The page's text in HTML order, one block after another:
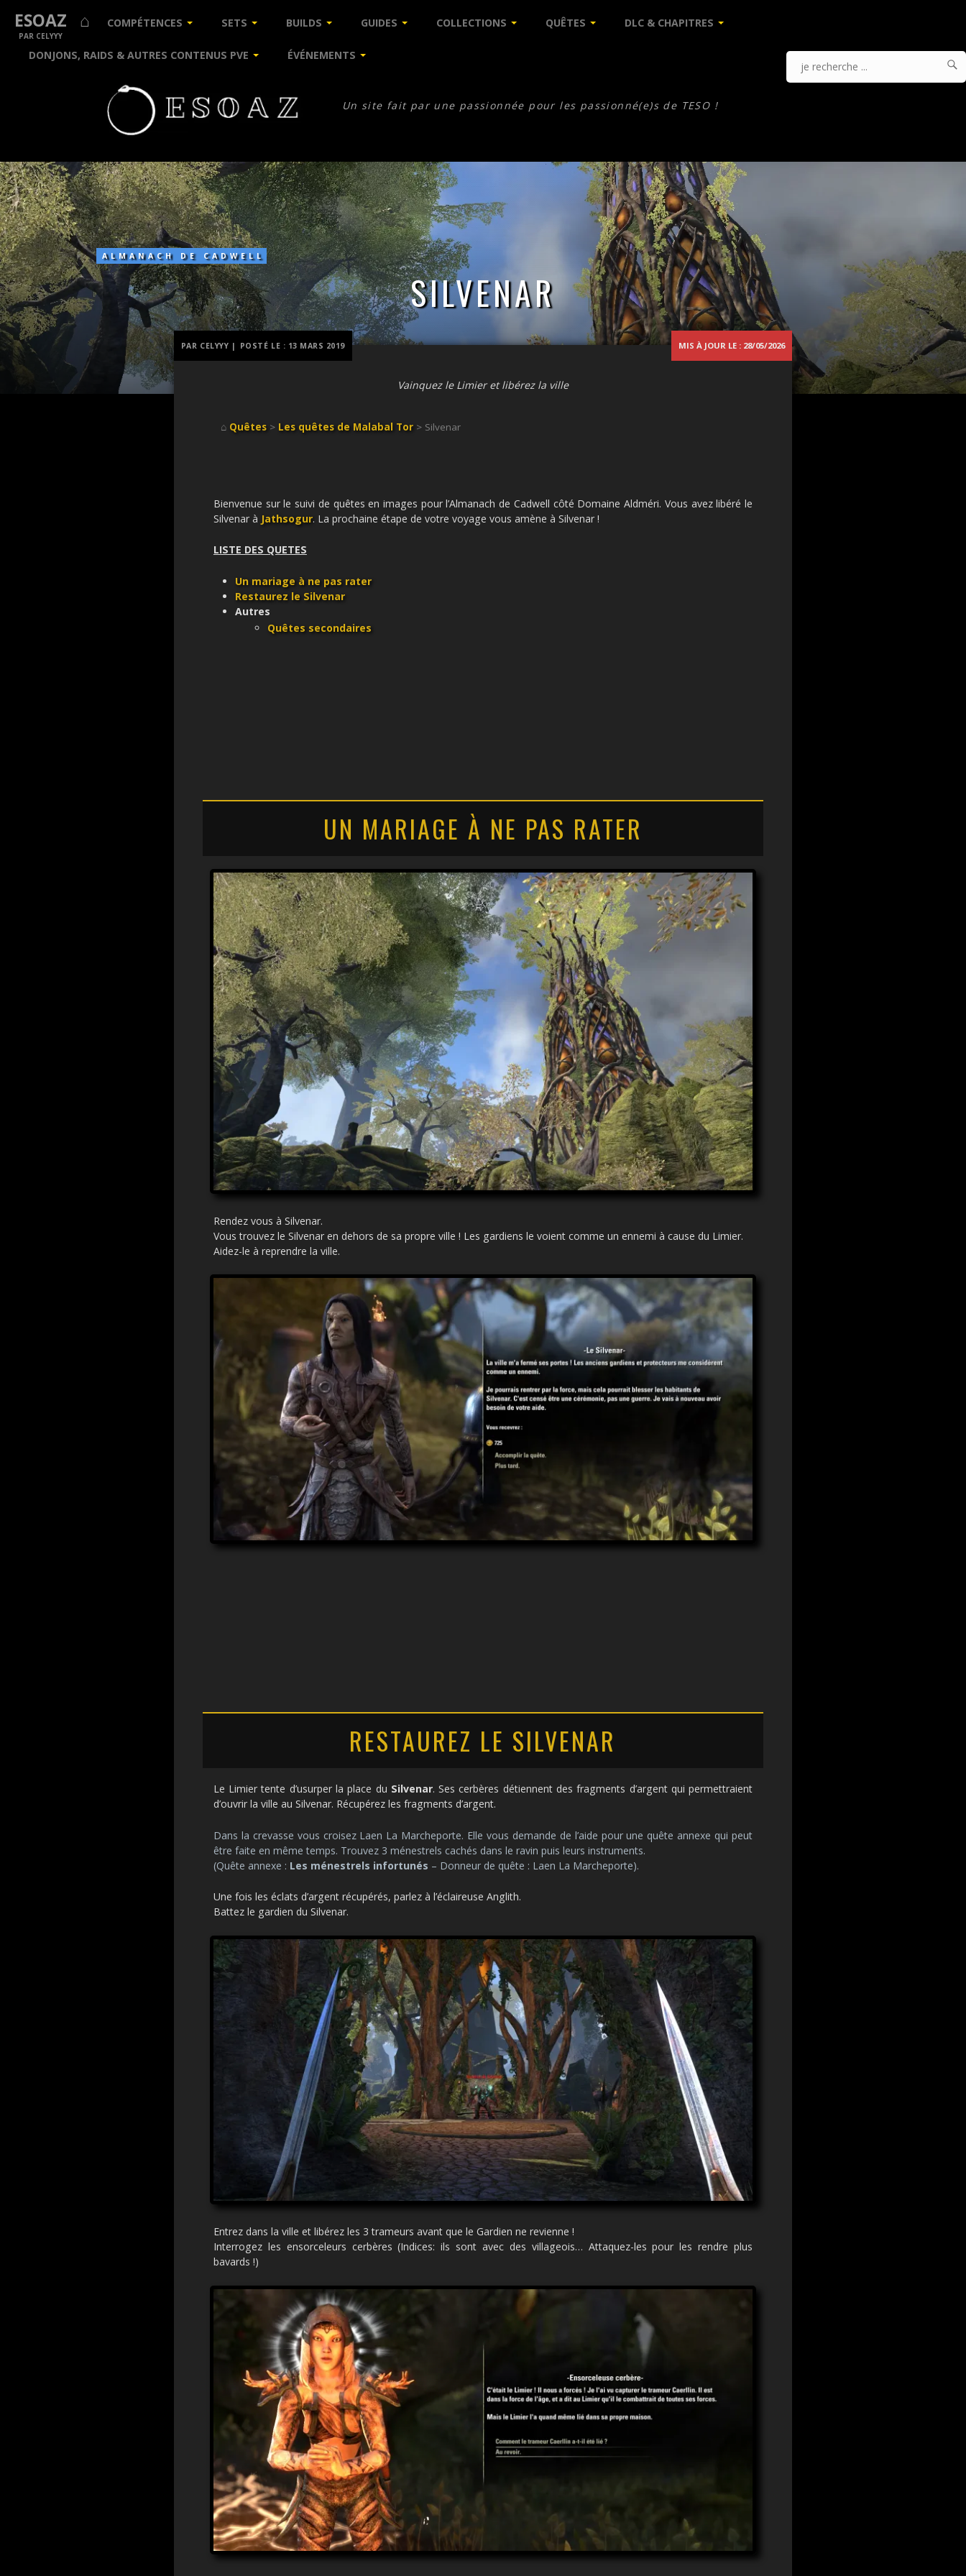
Un site fait par une passionnée pour les passionné(e)s de TESO !

ESOAZ ⌂
PAR CELYYY
COMPÉTENCES SETS BUILDS GUIDES COLLECTIONS QUÊTES DLC & CHAPITRES
DONJONS, RAIDS & AUTRES CONTENUS PVE ÉVÉNEMENTS
Silvenar
ALMANACH DE CADWELL
SILVENAR
MIS À JOUR LE : 28/05/2026
Vainquez le Limier et libérez la ville
⌂ Quêtes> Les quêtes de Malabal Tor> Silvenar
Bienvenue sur le suivi de quêtes en images pour l’Almanach de Cadwell côté Domaine Aldméri. Vous avez libéré le
Silvenar à Jathsogur. La prochaine étape de votre voyage vous amène à Silvenar !
LISTE DES QUETES
Un mariage à ne pas rater
Restaurez le Silvenar
Autres
Quêtes secondaires
UN MARIAGE À NE PAS RATER
Rendez vous à Silvenar.
Vous trouvez le Silvenar en dehors de sa propre ville ! Les gardiens le voient comme un ennemi à cause du Limier.
Aidez-le à reprendre la ville.
RESTAUREZ LE SILVENAR
Le Limier tente d’usurper la place du Silvenar. Ses cerbères détiennent des fragments d’argent qui permettraient
d’ouvrir la ville au Silvenar. Récupérez les fragments d’argent.
Dans la crevasse vous croisez Laen La Marcheporte. Elle vous demande de l’aide pour une quête annexe qui peut
être faite en même temps. Trouvez 3 ménestrels cachés dans le ravin puis leurs instruments.
(Quête annexe : Les ménestrels infortunés – Donneur de quête : Laen La Marcheporte).
Une fois les éclats d’argent récupérés, parlez à l’éclaireuse Anglith.
Battez le gardien du Silvenar.
Entrez dans la ville et libérez les 3 trameurs avant que le Gardien ne revienne !
Interrogez les ensorceleurs cerbères (Indices: ils sont avec des villageois… Attaquez-les pour les rendre plus
bavards !)
PAR CELYYY | POSTÉ LE : 13 MARS 2019